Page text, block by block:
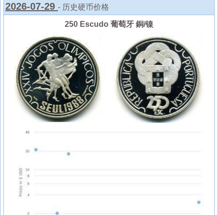
2026-07-29 - 历史硬币价格
250 Escudo 葡萄牙 銅/镍